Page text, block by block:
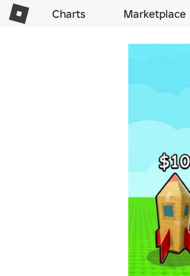
Charts Marketplace